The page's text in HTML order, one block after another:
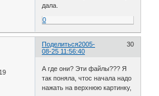
дала.
0
Поделиться 30
2005-
08-25 11:56:40
А где они? Эти файлы??? Я
так поняла, чтос начала надо
нажать на верхнюю картинку,